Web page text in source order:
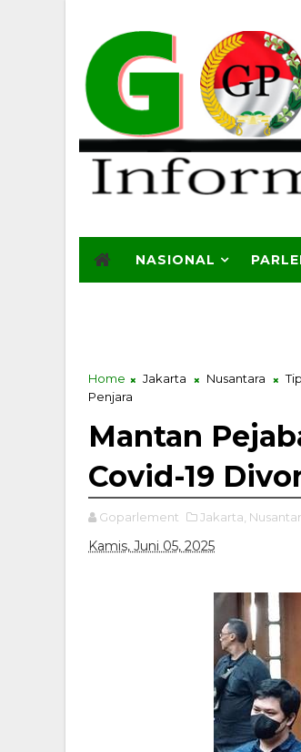
NASIONAL
Home Jakarta Nusantara
Penjara
Mantan
Covid-19
Goparlement Jakarta,
Kamis, Juni 05, 2025